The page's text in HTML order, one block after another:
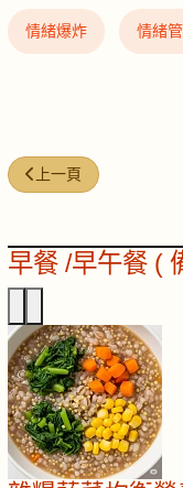
情緒爆炸 情緒
上一篇文章: NFW-25
上一頁
早餐 /早午餐 (